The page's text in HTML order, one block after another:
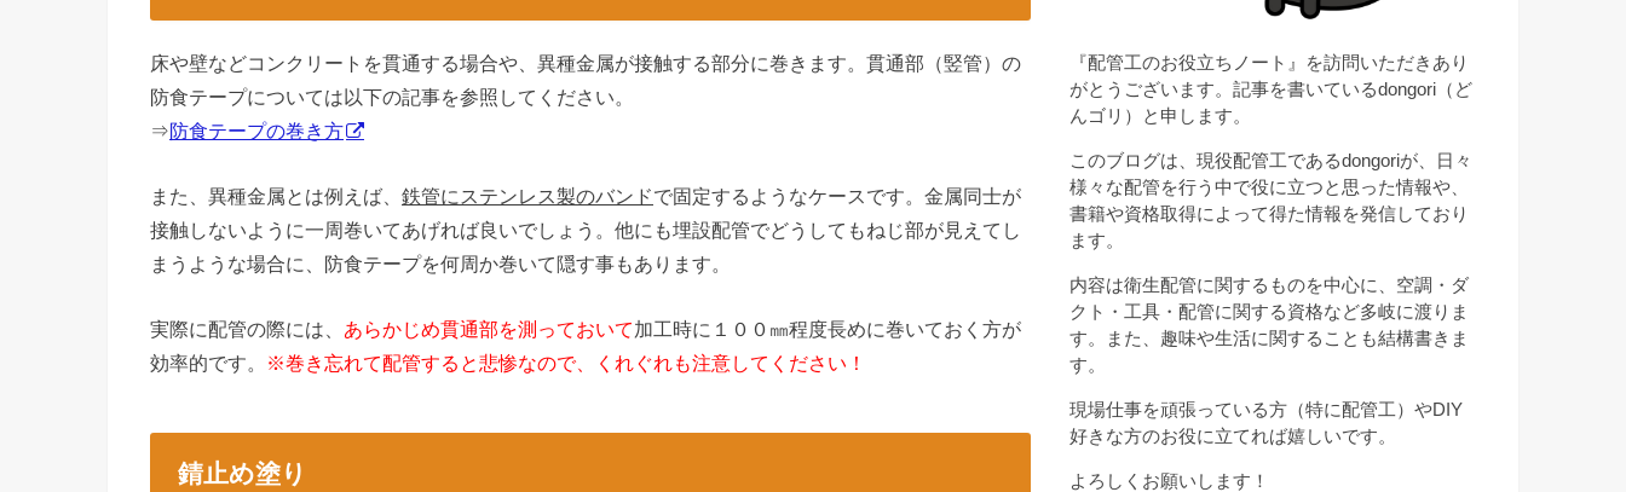
床や壁などコンクリートを貫通する場合や、異種金属が接触する部分に巻きます。貫通部（竪管）の
防食テープについては以下の記事を参照してください。
⇒防食テープの巻き方
また、異種金属とは例えば、 鉄管にステンレス製のバンドで固定するようなケースです。金属同士が
接触しないように一周巻いてあげれば良いでしょう。他にも埋設配管でどうしてもねじ部が見えてし
まうような場合に、防食テープを何周か巻いて隠す事もあります。
実際に配管の際には、 あらかじめ貫通部を測っておいて加工時に１００㎜程度長めに巻いておく方が
効率的です。
※巻き忘れて配管すると悲惨なので、くれぐれも注意してください！
錆止め塗り
『配管工のお役立ちノート』を訪問いただきあり
がとうございます。記事を書いているdongori（ど
んゴリ）と申します。
このブログは、現役配管工であるdongoriが、日々
様々な配管を行う中で役に立つと思った情報や、
書籍や資格取得によって得た情報を発信しており
ます。
内容は衛生配管に関するものを中心に、空調・ダ
クト・工具・配管に関する資格など多岐に渡りま
す。また、趣味や生活に関することも結構書きま
す。
現場仕事を頑張っている方（特に配管工）やDIY
好きな方のお役に立てれば嬉しいです。
よろしくお願いします！